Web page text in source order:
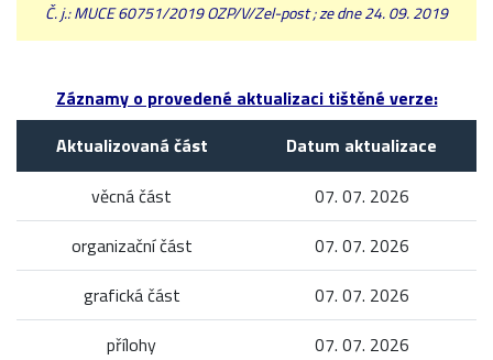
Č. j.: MUCE 60751/2019 OZP/V/Zel-post ; ze dne 24. 09. 2019
Záznamy o provedené aktualizaci tištěné verze:
Aktualizovaná část
Datum aktualizace
věcná část
07. 07. 2026
organizační část
07. 07. 2026
grafická část
07. 07. 2026
přílohy
07. 07. 2026